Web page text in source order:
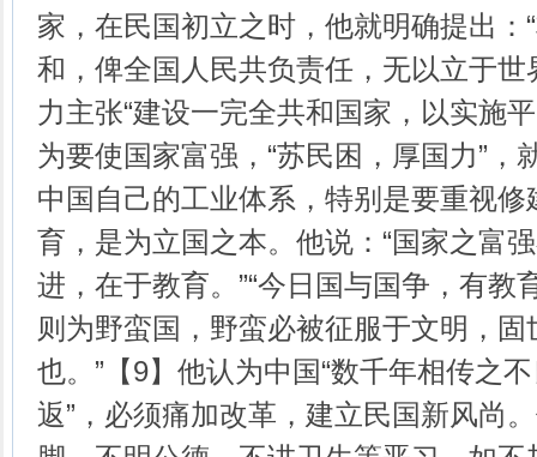
家，在民国初立之时，他就明确提出：
和，俾全国人民共负责任，无以立于世
力主张“建设一完全共和国家，以实施
为要使国家富强，“苏民困，厚国力”，
中国自己的工业体系，特别是要重视
育，是为立国之本。他说：“国家之富
进，在于教育。”“今日国与国争，有教
则为野蛮国，野蛮必被征服于文明，
也。”【9】他认为中国“数千年相传之
返”，必须痛加改革，建立民国新风尚